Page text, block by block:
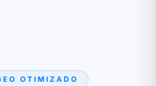
OTIMIZADO